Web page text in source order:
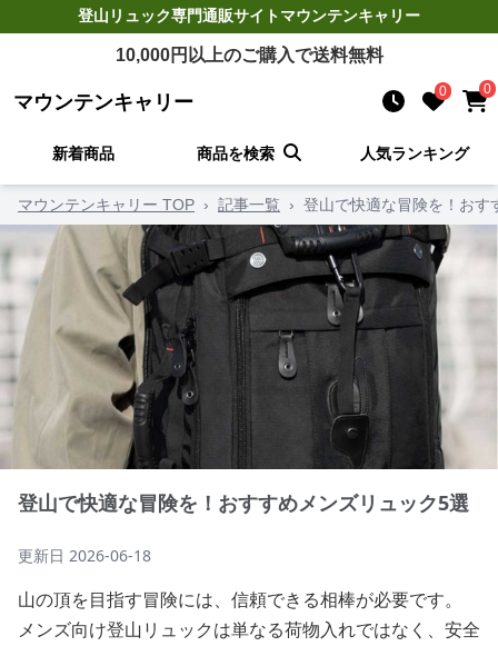
登山リュック専門通販サイトマウンテンキャリー
10,000円以上のご購入で送料無料
マウンテンキャリー 0 0
新着商品 商品を検索 人気ランキング
マウンテンキャリー TOP › 記事一覧 › 登山で快適な冒険を！おす
登山で快適な冒険を！おすすめメンズリュック5選
更新日 2026-06-18
山の頂を目指す冒険には、信頼できる相棒が必要です。
メンズ向け登山リュックは単なる荷物入れではなく、安全